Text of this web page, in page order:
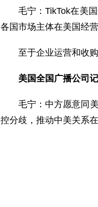
毛宁：TikTok在美
各国市场主体在美国经
至于企业运营和收
美国全国广播公司
毛宁：中方愿意同
控分歧，推动中美关系